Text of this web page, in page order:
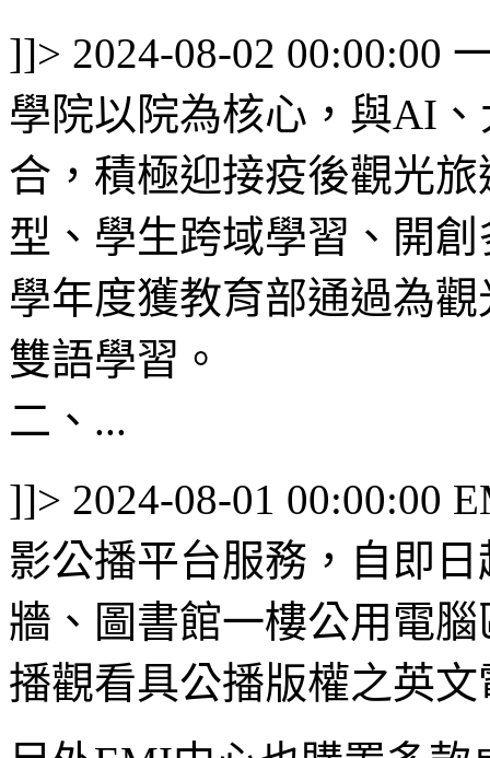
]]> 2024-08-02 00:00:00
學院以院為核心，與AI
合，積極迎接疫後觀光
型、學生跨域學習、開
學年度獲教育部通過為
雙語學習。
二、...
]]> 2024-08-01 00:00:00
影公播平台服務，自即
牆、圖書館一樓公用電
播觀看具公播版權之英文